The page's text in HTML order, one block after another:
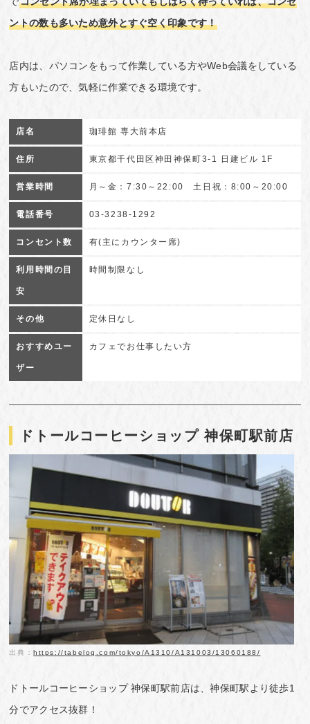
ントの数も多いため意外とすぐ空く印象です！
店内は、パソコンをもって作業している方やWeb会議をしている
方もいたので、気軽に作業できる環境です。
店名 珈琲館 専大前本店
住所 東京都千代田区神田神保町3-1 日建ビル 1F
営業時間 月～金：7:30～22:00 土日祝：8:00～20:00
電話番号 03-3238-1292
コンセント数 有(主にカウンター席)
利用時間の目
安
時間制限なし
その他 定休日なし
おすすめユー
ザー
カフェでお仕事したい方
ドトールコーヒーショップ 神保町駅前店
出典：https://tabelog.com/tokyo/A1310/A131003/13060188/
ドトールコーヒーショップ 神保町駅前店は、神保町駅より徒歩1
分でアクセス抜群！